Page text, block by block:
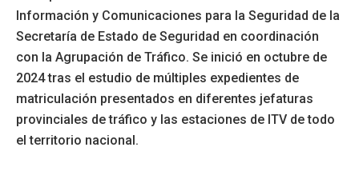
Información y Comunicaciones para la Seguridad de la
Secretaría de Estado de Seguridad en coordinación
con la Agrupación de Tráfico. Se inició en octubre de
2024 tras el estudio de múltiples expedientes de
matriculación presentados en diferentes jefaturas
provinciales de tráfico y las estaciones de ITV de todo
el territorio nacional.